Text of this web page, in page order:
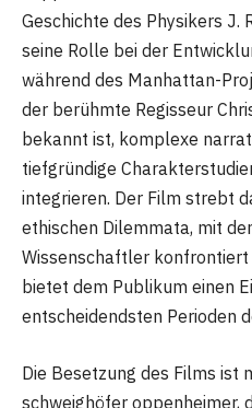
Geschichte des Physikers J.
seine Rolle bei der
während des Manhattan-
der berühmte Regisseur
bekannt ist, komplexe
tiefgründige
integrieren. Der Film strebt
ethischen Dilemmata, mit
Wissenschaftler konfrontiert
bietet dem Publikum einen
entscheidendsten Perioden
Die Besetzung des Films ist
schweighöfer oppenheimer,